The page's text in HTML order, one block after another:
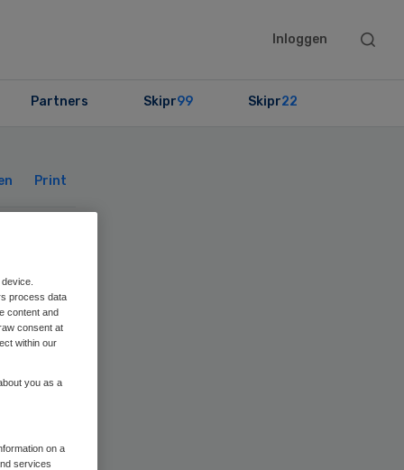
Inloggen
Search
Partners Skipr99 Skipr22
Print
process data
content and
consent at
within our
you as a
on a
services